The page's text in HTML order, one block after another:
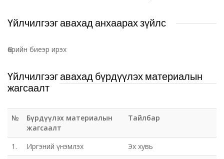
Үйлчилгээг авахад анхаарах зүйлс
Өөрийн биеэр ирэх
Үйлчилгээг авахад бүрдүүлэх материалын
жагсаалт
№
Бүрдүүлэх материалын
жагсаалт
Тайлбар
1. Иргэний үнэмлэх
Эх хувь